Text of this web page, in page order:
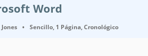
Word
• Sencillo, 1 Página, Cronológico